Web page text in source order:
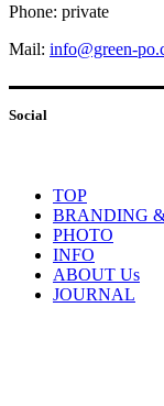
Phone: private
Mail: info@green-
Social
TOP
BRANDING
PHOTO
INFO
ABOUT Us
JOURNAL